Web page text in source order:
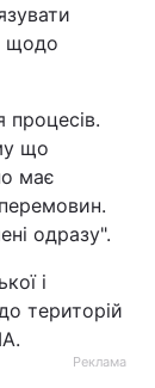
щодо
процесів.
що
має
одразу".
і
територій
Реклама